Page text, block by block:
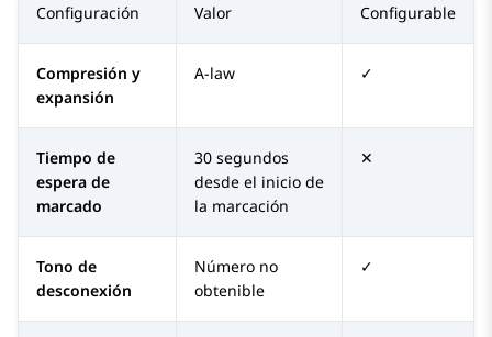
Configuración Valor Configurable
Compresión y
expansión
A-law ✓
Tiempo de
espera de
marcado
30 segundos
desde el inicio de
la marcación
✕
Tono de
desconexión
Número no
obtenible
✓